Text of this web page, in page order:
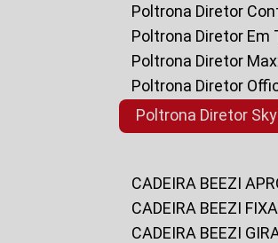
Poltrona Diretor
Poltrona Diretor Em
Poltrona Diretor
Poltrona Diretor
Poltrona Diretor
CADEIRA BEEZI
CADEIRA BEEZI
CADEIRA BEEZI